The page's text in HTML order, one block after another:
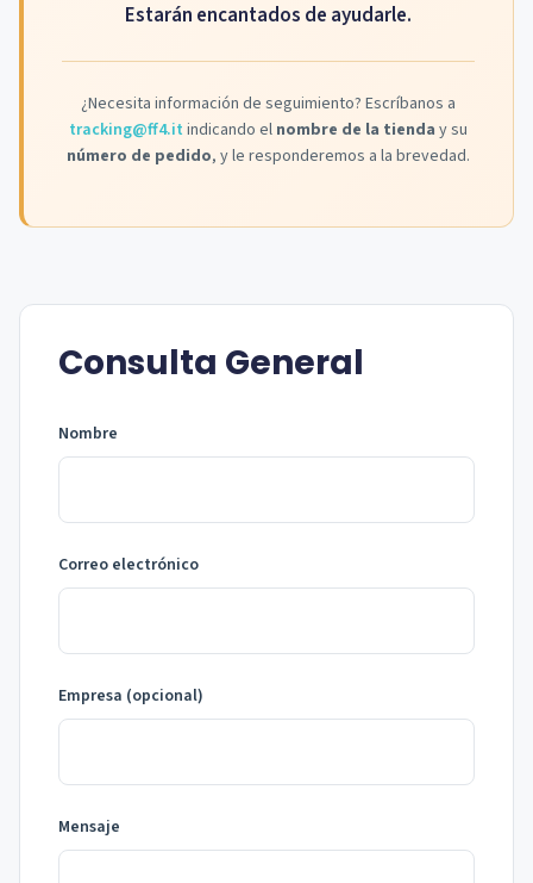
Estarán encantados de ayudarle.
¿Necesita información de seguimiento? Escríbanos a
tracking@ff4.it indicando el nombre de la tienda y su
número de pedido, y le responderemos a la brevedad.
Consulta General
Nombre
Correo electrónico
Empresa (opcional)
Mensaje